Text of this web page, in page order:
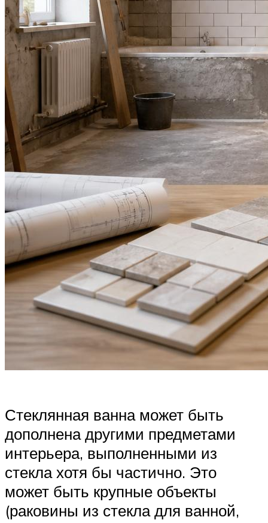
Стеклянная ванна может быть
дополнена другими предметами
интерьера, выполненными из
стекла хотя бы частично. Это
может быть крупные объекты
(раковины из стекла для ванной,